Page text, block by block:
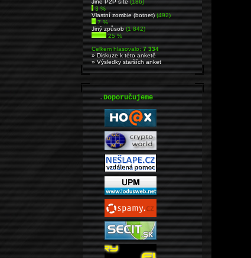
Jiné P2P sítě(186)
3 %
Vlastní zombie (botnet)(492)
7 %
Jiný způsob(1 842)
25 %
Celkem hlasovalo:7 334
» Diskuze k této anketě
» Výsledky starších anket
.Doporučujeme